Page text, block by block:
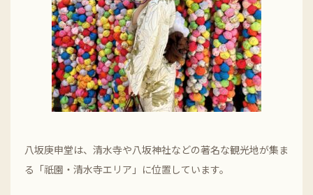
八坂庚申堂は、清水寺や八坂神社などの著名な観光地が集ま
る「祇園・清水寺エリア」に位置しています。